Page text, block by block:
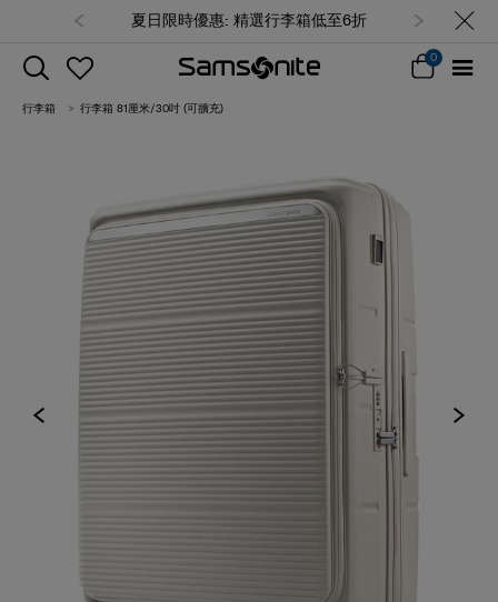
夏日限時優惠: 精選行李箱低至6折
0
行李箱 行李箱 81厘米/30吋 (可擴充)